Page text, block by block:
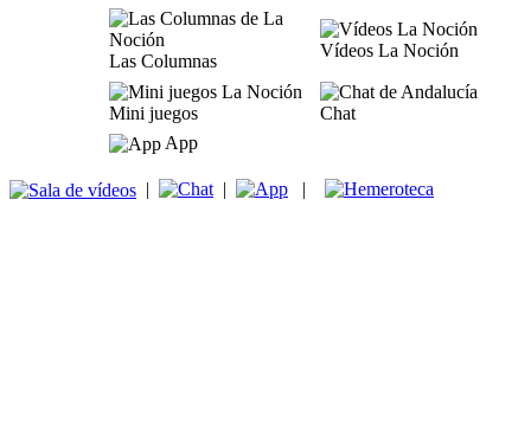
Las Columnas
Vídeos La Noción
Mini juegos
Chat
App
| | |